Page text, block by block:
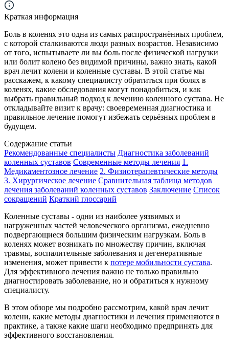
Краткая информация
Боль в коленях это одна из самых распространённых проблем,
с которой сталкиваются люди разных возрастов. Независимо
от того, испытываете ли вы боль после физической нагрузки
или болит колено без видимой причины, важно знать, какой
врач лечит колени и коленные суставы. В этой статье мы
расскажем, к какому специалисту обратиться при болях в
коленях, какие обследования могут понадобиться, и как
выбрать правильный подход к лечению коленного сустава. Не
откладывайте визит к врачу: своевременная диагностика и
правильное лечение помогут избежать серьёзных проблем в
будущем.
Содержание статьи
Рекомендованные специалисты Диагностика заболеваний
коленных суставов Современные методы лечения 1.
Медикаментозное лечение 2. Физиотерапевтические методы
3. Хирургическое лечение Сравнительная таблица методов
лечения заболеваний коленных суставов Заключение Список
сокращений Краткий глоссарий
Коленные суставы - одни из наиболее уязвимых и
нагруженных частей человеческого организма, ежедневно
подвергающиеся большим физическим нагрузкам. Боль в
коленях может возникать по множеству причин, включая
травмы, воспалительные заболевания и дегенеративные
изменения, может привести к потере мобильности сустава.
Для эффективного лечения важно не только правильно
диагностировать заболевание, но и обратиться к нужному
специалисту.
В этом обзоре мы подробно рассмотрим, какой врач лечит
колени, какие методы диагностики и лечения применяются в
практике, а также какие шаги необходимо предпринять для
эффективного восстановления.